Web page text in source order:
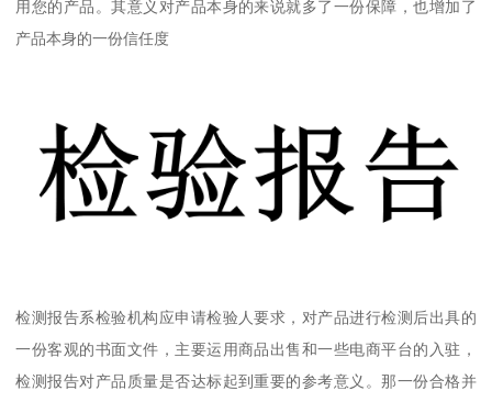
用您的产品。其意义对产品本身的来说就多了一份保障，也增加了
产品本身的一份信任度
检测报告系检验机构应申请检验人要求，对产品进行检测后出具的
一份客观的书面文件，主要运用商品出售和一些电商平台的入驻，
检测报告对产品质量是否达标起到重要的参考意义。那一份合格并